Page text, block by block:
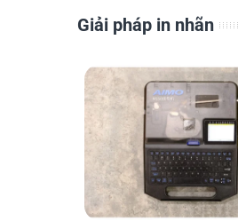
Giải pháp in nhãn